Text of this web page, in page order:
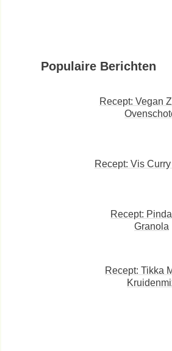
Populaire Berichten
Recept: Vegan
Recept: Vis
Recept:
Granola
Recept: Tikka